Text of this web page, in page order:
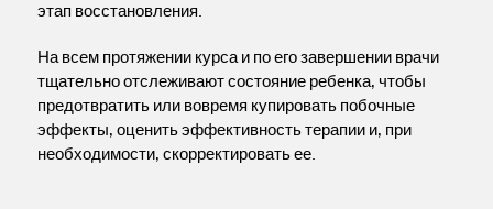
этап восстановления.
На всем протяжении курса и по его завершении врачи
тщательно отслеживают состояние ребенка, чтобы
предотвратить или вовремя купировать побочные
эффекты, оценить эффективность терапии и, при
необходимости, скорректировать ее.